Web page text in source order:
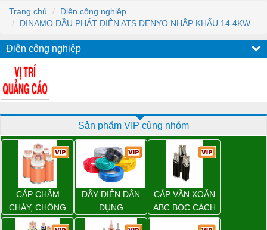
Trang chủ
Điện công nghiệp
DINAMO ĐẦU PHÁT ĐIỆN ATS DENYO NHẬP KHẨU 14.4KW
Điện công nghiệp
Sản phẩm VIP cùng nhóm
CÁP CHẬM
CHÁY, CHỐNG
CHÁY
DÂY ĐIỆN DÂN
DỤNG
CÁP VẶN XOẮN
ABC BỌC CÁCH
ĐIỆN XLPE